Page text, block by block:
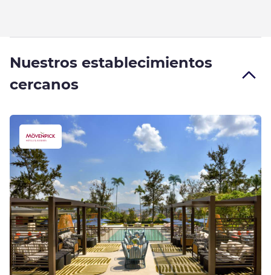
Nuestros establecimientos
cercanos